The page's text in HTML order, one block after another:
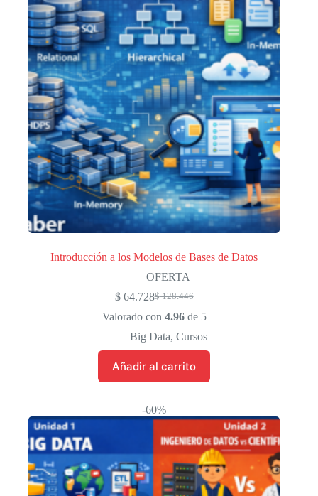
Introducción a los Modelos de Bases de Datos
OFERTA
$128.446
El
precio
era:
$ 128.446.
$64.728El
precio
es:
$ 64.728.
Valorado con 4.96de 5
Big Data, Cursos
Añadir al carrito
-60%